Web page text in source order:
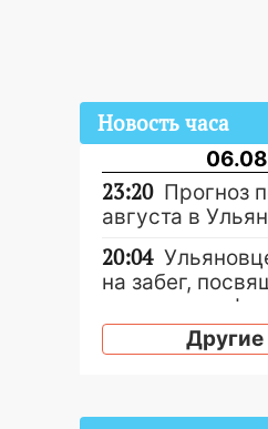
Новость часа
23:20 Прогноз
августа в
20:04
на забег,
воздушного
19:12 В
прошлого
Другие